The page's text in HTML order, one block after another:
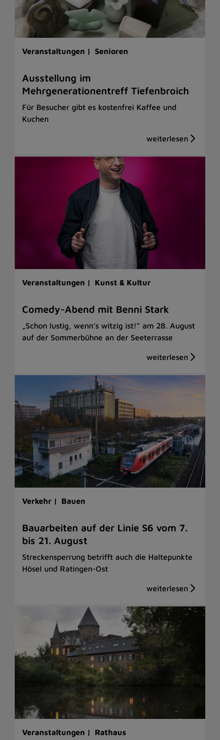
Veranstaltungen | Senioren
Ausstellung im
Mehrgenerationentreff Tiefenbroich
Für Besucher gibt es kostenfrei Kaffee und
Kuchen
Veranstaltungen | Kunst & Kultur
Comedy-Abend mit Benni Stark
„Schon lustig, wenn’s witzig ist!“ am 28. August
auf der Sommerbühne an der Seeterrasse
Verkehr | Bauen
Bauarbeiten auf der Linie S6 vom 7.
bis 21. August
Streckensperrung betrifft auch die Haltepunkte
Hösel und Ratingen-Ost
Veranstaltungen | Rathaus